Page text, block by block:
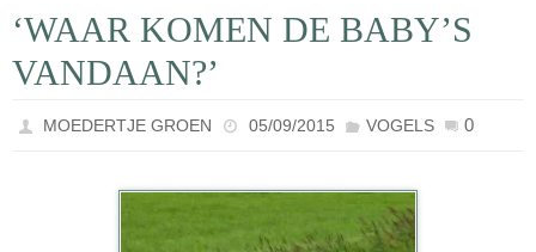
‘WAAR KOMEN DE BABY’S
VANDAAN?’
MOEDERTJE GROEN 05/09/2015 VOGELS 0